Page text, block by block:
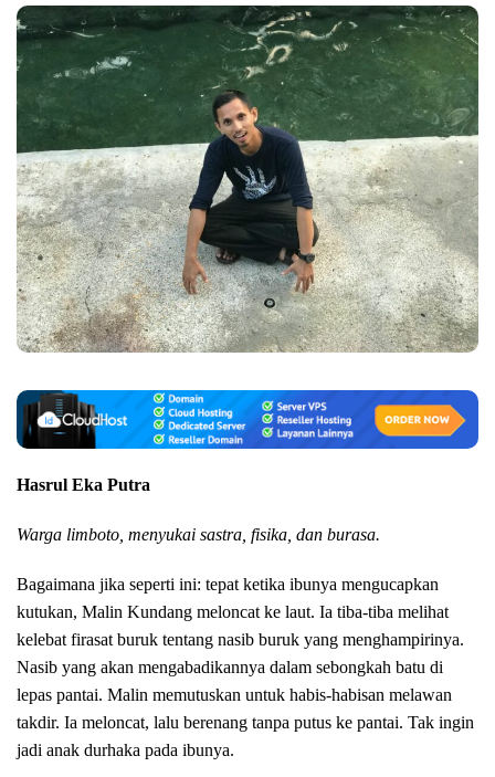
Hasrul Eka Putra
Warga limboto, menyukai sastra, fisika, dan burasa.
Bagaimana jika seperti ini: tepat ketika ibunya mengucapkan
kutukan, Malin Kundang meloncat ke laut. Ia tiba-tiba melihat
kelebat firasat buruk tentang nasib buruk yang menghampirinya.
Nasib yang akan mengabadikannya dalam sebongkah batu di
lepas pantai. Malin memutuskan untuk habis-habisan melawan
takdir. Ia meloncat, lalu berenang tanpa putus ke pantai. Tak ingin
jadi anak durhaka pada ibunya.